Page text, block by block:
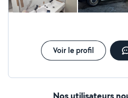
Voir le profil